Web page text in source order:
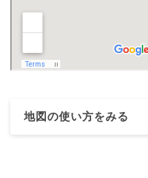
地図の使い方をみる